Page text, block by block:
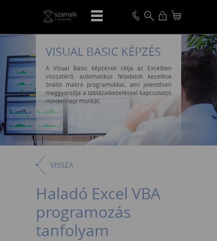
VISUAL BASIC KÉPZÉS
A Visual Basic képzések célja az Excelben
visszatérő, automatikus feladatok kezelése
önálló makró programokkal, ami jelentősen
meggyorsítja a táblázatkezeléssel kapcsolatos
mindennapi munkát.
VISSZA
Haladó Excel VBA
programozás
tanfolyam